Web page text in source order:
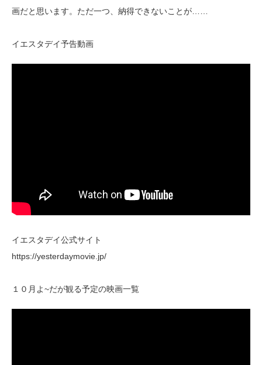
画だと思います。ただ一つ、納得できないことが……
イエスタデイ予告動画
イエスタデイ公式サイト
https://yesterdaymovie.jp/
１０月よ~だが観る予定の映画一覧